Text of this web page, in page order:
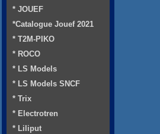
* JOUEF
*Catalogue Jouef 2021
* T2M-PIKO
* ROCO
* LS Models
* LS Models SNCF
* Trix
* Electrotren
* Liliput